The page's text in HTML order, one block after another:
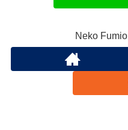
Neko